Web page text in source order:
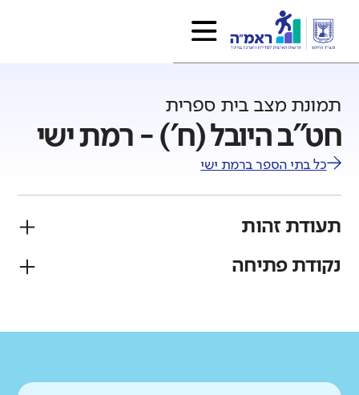
תמונת מצב בית ספרית
חט"ב היובל (ח') - רמת ישי
כל בתי הספר ברמת ישי
תעודת זהות
פיקוח
נקודת פתיחה
רקע חברתי כלכלי